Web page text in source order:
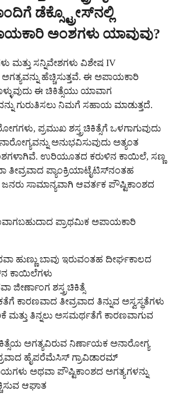
ಡೆಕ್ಸ್ಟ್ರೋಸ್‌ನಲ್ಲಿ
ಅಂಶಗಳು ಯಾವುವು?
ಮತ್ತು ಸನ್ನಿವೇಶಗಳು ವಿಶೇಷ IV
ಹೆಚ್ಚಿಸುತ್ತವೆ. ಈ ಅಪಾಯಕಾರಿ
ಈ ಚಿಕಿತ್ಸೆಯು ಯಾವಾಗ
ಗುರುತಿಸಲು ನಿಮಗೆ ಸಹಾಯ ಮಾಡುತ್ತದೆ.
ಪ್ರಮುಖ ಶಸ್ತ್ರಚಿಕಿತ್ಸೆಗೆ ಒಳಗಾಗುವುದು
ಅನುಭವಿಸುವುದು ಅತ್ಯಂತ
ಉರಿಯೂತದ ಕರುಳಿನ ಕಾಯಿಲೆ, ಸಣ್ಣ
ಪ್ಯಾಂಕ್ರಿಯಾಟೈಟಿಸ್‌ನಂತಹ
ಜನರು ಸಾಮಾನ್ಯವಾಗಿ ಆವರ್ತಕ ಪೌಷ್ಟಿಕಾಂಶದ
ಪ್ರಾಥಮಿಕ ಅಪಾಯಕಾರಿ
ಹುಣ್ಣು ಬಾವು ಇರುವಂತಹ ದೀರ್ಘಕಾಲದ
ಕಾಯಿಲೆಗಳು
ಜೀರ್ಣಾಂಗ ಶಸ್ತ್ರಚಿಕಿತ್ಸೆ
ಕಾರಣವಾದ ತೀವ್ರವಾದ ತಿನ್ನುವ ಅಸ್ವಸ್ಥತೆಗಳು
ಮತ್ತು ತಿನ್ನಲು ಅಸಮರ್ಥತೆಗೆ ಕಾರಣವಾಗುವ
ಅಗತ್ಯವಿರುವ ನಿರ್ಣಾಯಕ ಅನಾರೋಗ್ಯ
ಹೈಪರೆಮೆಸಿಸ್ ಗ್ರಾವಿಡಾರಮ್
ಅಥವಾ ಪೌಷ್ಟಿಕಾಂಶದ ಅಗತ್ಯಗಳನ್ನು
ಆಘಾತ